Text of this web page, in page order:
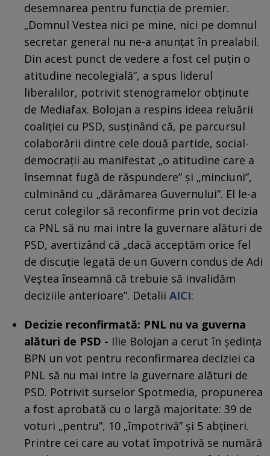
desemnarea pentru funcția de premier.
„Domnul Vestea nici pe mine, nici pe domnul
secretar general nu ne-a anunțat în prealabil.
Din acest punct de vedere a fost cel puțin o
atitudine necolegială”, a spus liderul
liberalilor, potrivit stenogramelor obținute
de Mediafax. Bolojan a respins ideea reluării
coaliției cu PSD, susținând că, pe parcursul
colaborării dintre cele două partide, social-
democrații au manifestat „o atitudine care a
însemnat fugă de răspundere” și „minciuni”,
culminând cu „dărâmarea Guvernului”. El le-a
cerut colegilor să reconfirme prin vot decizia
ca PNL să nu mai intre la guvernare alături de
PSD, avertizând că „dacă acceptăm orice fel
de discuție legată de un Guvern condus de Adi
Veștea înseamnă că trebuie să invalidăm
deciziile anterioare”. Detalii AICI:
Decizie reconfirmată: PNL nu va guverna
alături de PSD - Ilie Bolojan a cerut în ședința
BPN un vot pentru reconfirmarea deciziei ca
PNL să nu mai intre la guvernare alături de
PSD. Potrivit surselor Spotmedia, propunerea
a fost aprobată cu o largă majoritate: 39 de
voturi „pentru”, 10 „împotrivă” și 5 abțineri.
Printre cei care au votat împotrivă se numără